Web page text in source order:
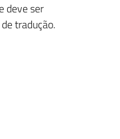
deve ser
tradução.